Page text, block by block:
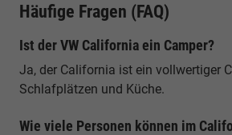
Häufige Fragen (FAQ)
Ist der VW California ein Camper?
Ja, der California ist ein vollwertiger
Schlafplätzen und Küche.
Wie viele Personen können im